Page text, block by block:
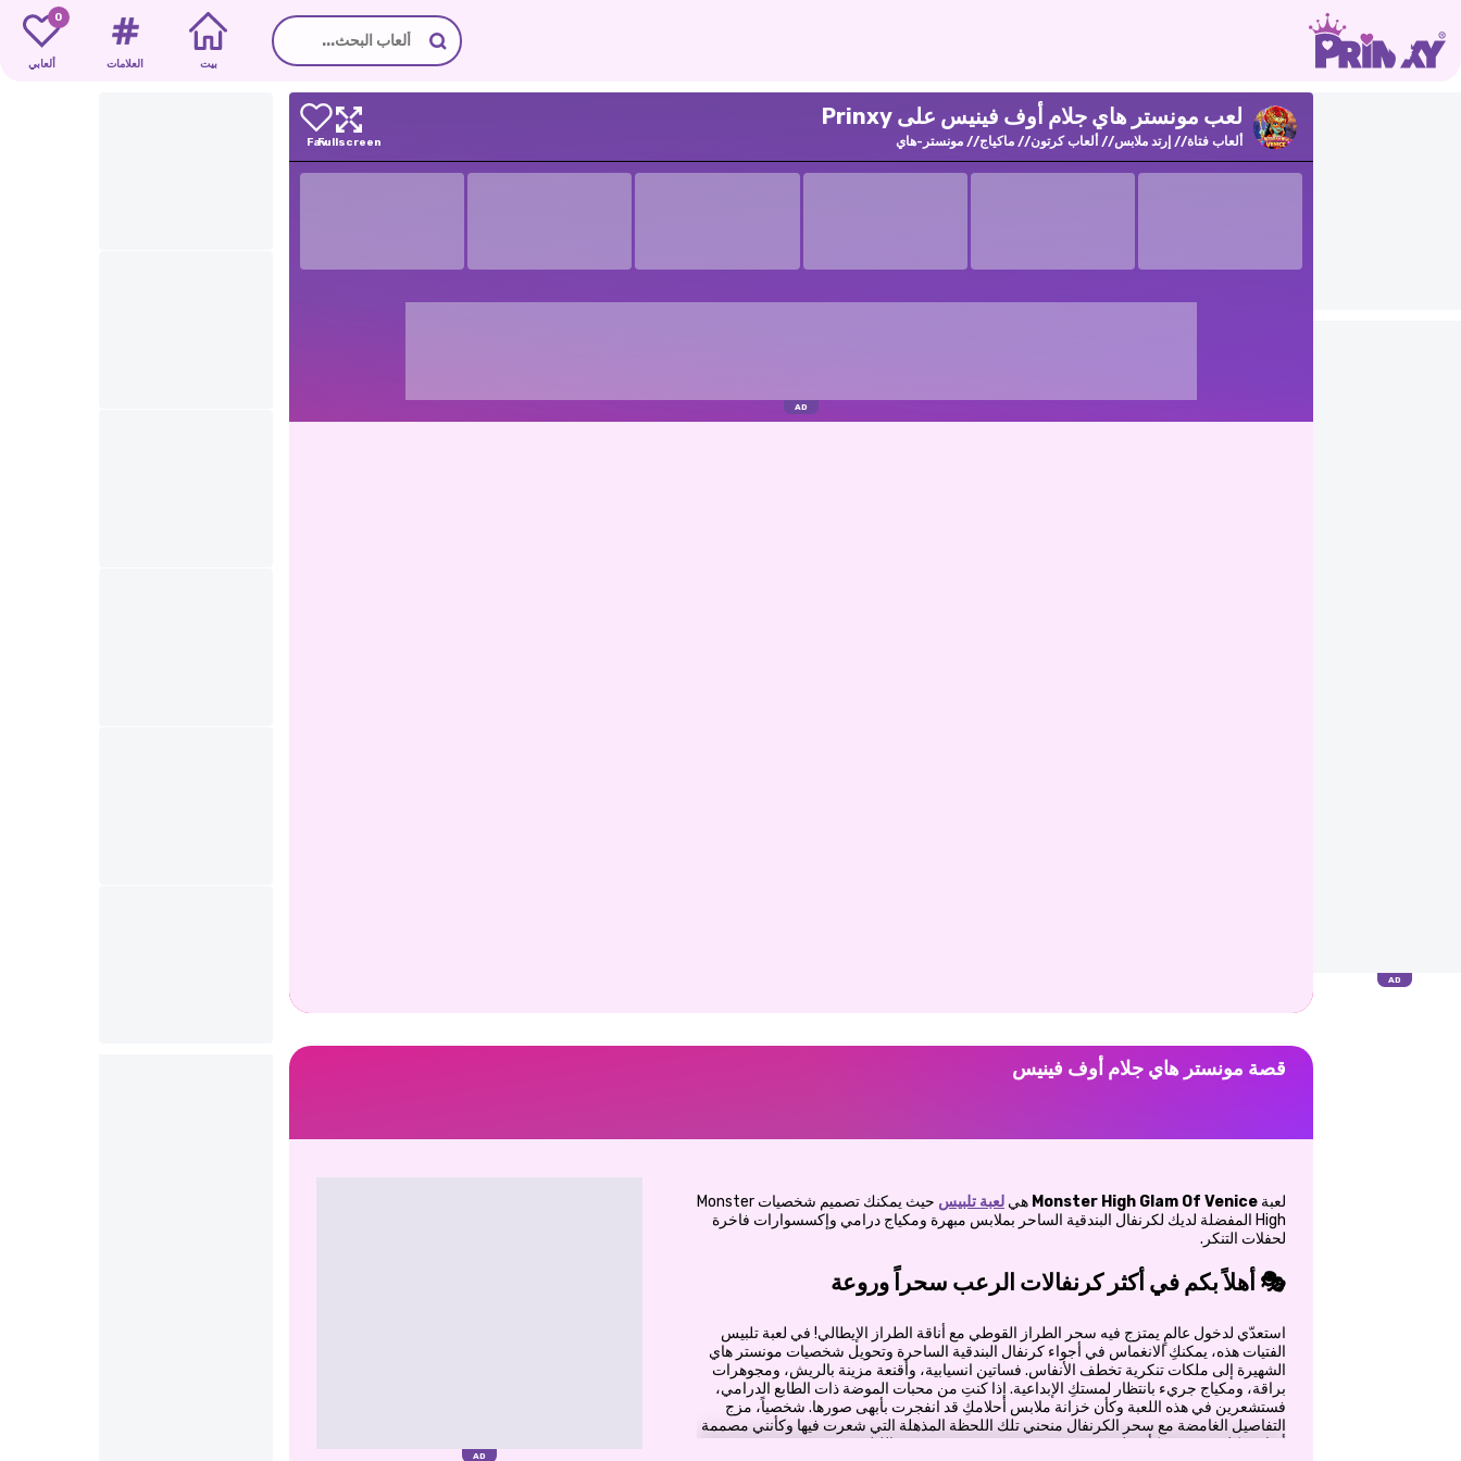
بيت العلامات
0
ألعابي
لعب مونستر هاي جلام أوف فينيس على Prinxy
ألعاب فتاة إرتد ملابس ألعاب كرتون ماكياج مونستر-هاي
قصة مونستر هاي جلام أوف فينيس
لعبة Monster High Glam Of Venice هي لعبة تلبيس
حيث يمكنك تصميم شخصيات Monster
High المفضلة لديك لكرنفال البندقية الساحر بملابس مبهرة ومكياج درامي وإكسسوارات فاخرة
لحفلات التنكر.
🎭 أهلاً بكم في أكثر كرنفالات الرعب سحراً وروعة
استعدّي لدخول عالمٍ يمتزج فيه سحر الطراز القوطي مع أناقة الطراز الإيطالي! في لعبة تلبيس
الفتيات هذه، يمكنكِ الانغماس في أجواء كرنفال البندقية الساحرة وتحويل شخصيات مونستر هاي
الشهيرة إلى ملكات تنكرية تخطف الأنفاس. فساتين انسيابية، وأقنعة مزينة بالريش، ومجوهرات
براقة، ومكياج جريء بانتظار لمستكِ الإبداعية. إذا كنتِ من محبات الموضة ذات الطابع الدرامي،
فستشعرين في هذه اللعبة وكأن خزانة ملابس أحلامكِ قد انفجرت بأبهى صورها. شخصياً، مزج
التفاصيل الغامضة مع سحر الكرنفال منحني تلك اللحظة المذهلة التي شعرت فيها وكأنني مصممة
أزياء، فكل زيّ يبدو وكأنه يليق بشرفة فينيسية فخمة في منتصف الليل.